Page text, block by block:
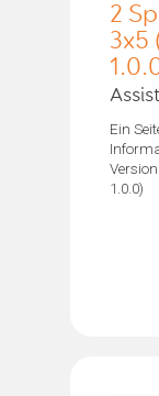
2
3x5
Ein
1.0.0)